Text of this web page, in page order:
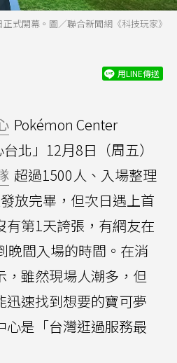
式開幕。圖／聯合新聞網《科技玩家》
用LINE傳送
Pokémon Center
北」12月8日（周五）
超過1500人、入場整理
放完畢，但次日遇上首
有第1天誇張，有網友在
晚間入場的時間。在消
，雖然現場人潮多，但
迅速找到想要的寶可夢
心是「台灣逛過服務最